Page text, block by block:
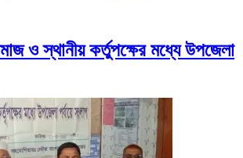
ও স্থানীয় কর্তুপক্ষের মধ্যে উপজেলা